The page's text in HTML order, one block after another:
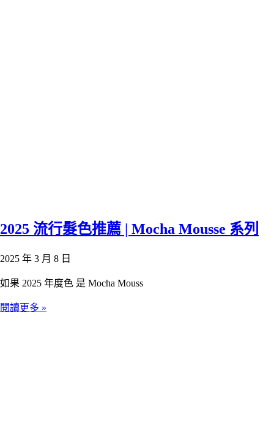
2025 流行髮色推薦 | Mocha Mousse 系列
2025 年 3 月 8 日
如果 2025 年度色 是 Mocha Mouss
閱讀更多 »